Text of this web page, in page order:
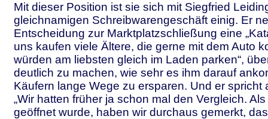
Mit dieser Position ist sie sich mit Siegfried
gleichnamigen Schreibwarengeschäft einig. Er
Entscheidung zur Marktplatzschließung eine
uns kaufen viele Ältere, die gerne mit dem Auto
würden am liebsten gleich im Laden parken“,
deutlich zu machen, wie sehr es ihm darauf
Käufern lange Wege zu ersparen. Und er spricht
„Wir hatten früher ja schon mal den Vergleich.
geöffnet wurde, haben wir durchaus gemerkt,